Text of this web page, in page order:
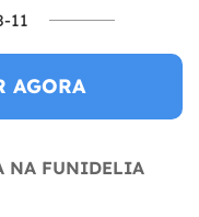
11
AGORA
NA FUNIDELIA